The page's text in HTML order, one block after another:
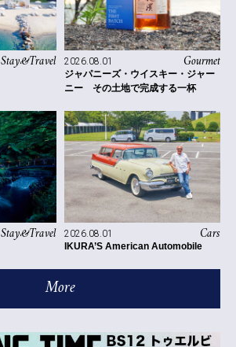
Stay&Travel Gourmet
2026.08.01
ジャパニーズ・ウイスキー・ジャー
ニー その土地で完成する一杯
Stay&Travel Cars
2026.08.01
IKURA’S American Automobile
More